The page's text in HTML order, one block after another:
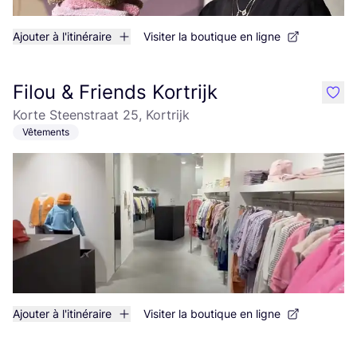
Ajouter à l'itinéraire Visiter la boutique en ligne
Filou & Friends Kortrijk
Korte Steenstraat 25, Kortrijk
Vêtements
Ajouter à l'itinéraire Visiter la boutique en ligne
like